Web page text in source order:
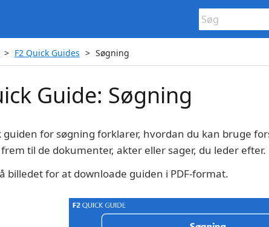
F2 Quick Guides Søgning
Guide: Søgning
guiden for søgning forklarer, hvordan du kan bruge
til de dokumenter, akter eller sager, du leder efter.
billedet for at downloade guiden i PDF-format.